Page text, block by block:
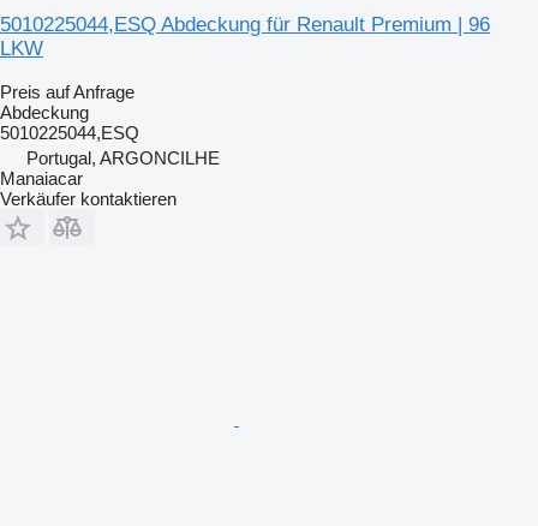
5010225044,ESQ Abdeckung für Renault Premium | 96
LKW
Preis auf Anfrage
Abdeckung
5010225044,ESQ
Portugal, ARGONCILHE
Manaiacar
Verkäufer kontaktieren